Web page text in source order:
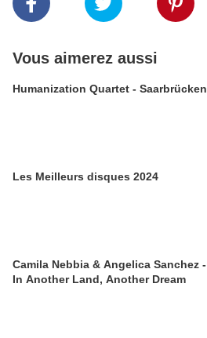
Vous aimerez aussi
Humanization Quartet - Saarbrücken
Les Meilleurs disques 2024
Camila Nebbia & Angelica Sanchez -
In Another Land, Another Dream